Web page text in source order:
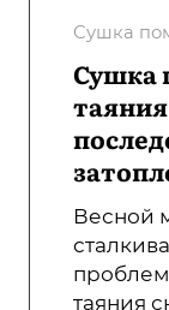
Сушка
Сушка
Весной
таяния